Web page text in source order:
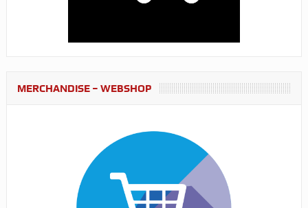
MERCHANDISE – WEBSHOP